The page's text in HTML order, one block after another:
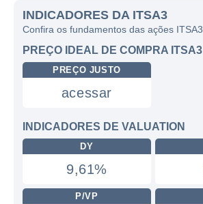
INDICADORES DA ITSA3
Confira os fundamentos das ações ITSA3
PREÇO IDEAL DE COMPRA ITSA3
PREÇO JUSTO
acessar
INDICADORES DE VALUATION
DY
9,61%
P/VP